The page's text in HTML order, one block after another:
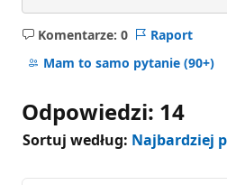
Komentarze: 0
Brak
komentarzy
Raport
Mam to samo pytanie (90+)
Odpowiedzi: 14
Sortuj według: Najbardziej